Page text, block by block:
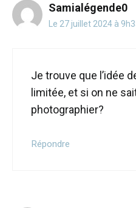
Samialégende0
Le 27 juillet 2024 à
Je trouve que l’idée
limitée, et si on ne
photographier?
Répondre